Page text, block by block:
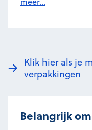
Klik hier als je
verpakkingen
Belangrijk